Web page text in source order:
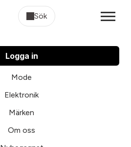
Sök
Logga in
Mode
Elektronik
Märken
Om oss